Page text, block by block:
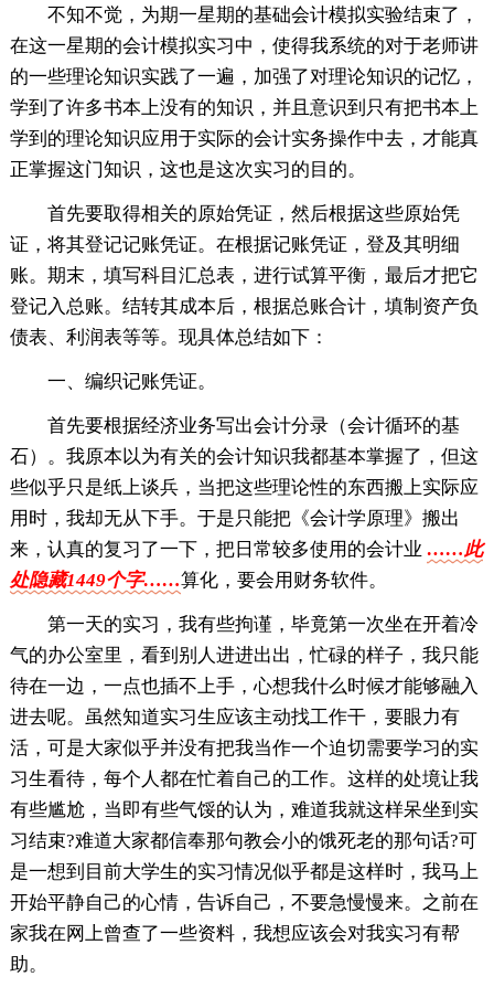
不知不觉，为期一星期的基础会计模拟实验结束了，
在这一星期的会计模拟实习中，使得我系统的对于老师讲
的一些理论知识实践了一遍，加强了对理论知识的记忆，
学到了许多书本上没有的知识，并且意识到只有把书本上
学到的理论知识应用于实际的会计实务操作中去，才能真
正掌握这门知识，这也是这次实习的目的。
首先要取得相关的原始凭证，然后根据这些原始凭
证，将其登记记账凭证。在根据记账凭证，登及其明细
账。期末，填写科目汇总表，进行试算平衡，最后才把它
登记入总账。结转其成本后，根据总账合计，填制资产负
债表、利润表等等。现具体总结如下：
一、编织记账凭证。
首先要根据经济业务写出会计分录（会计循环的基
石）。我原本以为有关的会计知识我都基本掌握了，但这
些似乎只是纸上谈兵，当把这些理论性的东西搬上实际应
用时，我却无从下手。于是只能把《会计学原理》搬出
来，认真的复习了一下，把日常较多使用的会计业 ……此
处隐藏1449个字……算化，要会用财务软件。
第一天的实习，我有些拘谨，毕竟第一次坐在开着冷
气的办公室里，看到别人进进出出，忙碌的样子，我只能
待在一边，一点也插不上手，心想我什么时候才能够融入
进去呢。虽然知道实习生应该主动找工作干，要眼力有
活，可是大家似乎并没有把我当作一个迫切需要学习的实
习生看待，每个人都在忙着自己的工作。这样的处境让我
有些尴尬，当即有些气馁的认为，难道我就这样呆坐到实
习结束?难道大家都信奉那句教会小的饿死老的那句话?可
是一想到目前大学生的实习情况似乎都是这样时，我马上
开始平静自己的心情，告诉自己，不要急慢慢来。之前在
家我在网上曾查了一些资料，我想应该会对我实习有帮
助。